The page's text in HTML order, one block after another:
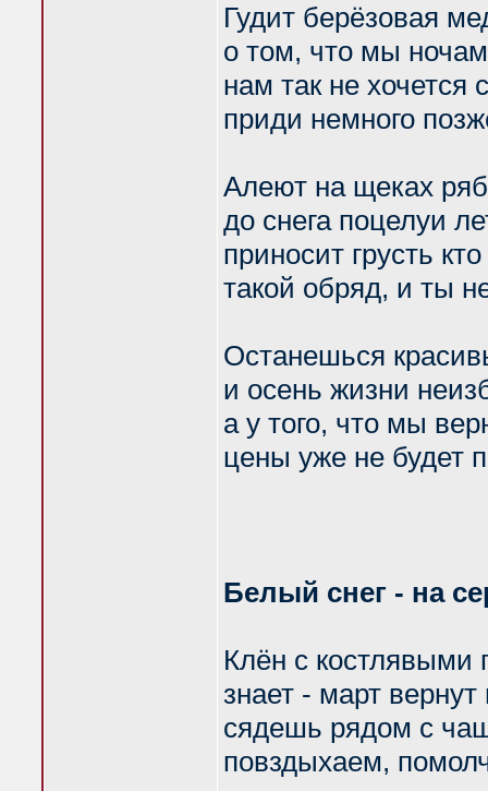
Гудит берёзовая
о том, что мы
нам так не хочется
приди немного
Алеют на щеках
до снега поцелуи
приносит грусть
такой обряд, и ты
Останешься
и осень жизни
а у того, что мы
цены уже не будет
Белый снег - на
Клён с костлявыми
знает - март вернут
сядешь рядом с
повздыхаем,